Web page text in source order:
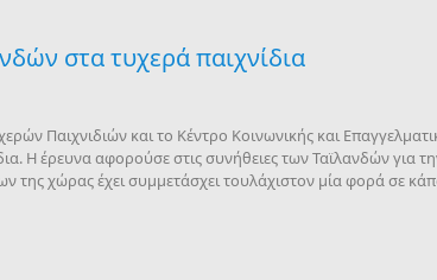
στα τυχερά παιχνίδια
Παιχνιδιών και το Κέντρο Κοινωνικής και
Η έρευνα αφορούσε στις συνήθειες των Ταϊλανδών για
χώρας έχει συμμετάσχει τουλάχιστον μία φορά σε